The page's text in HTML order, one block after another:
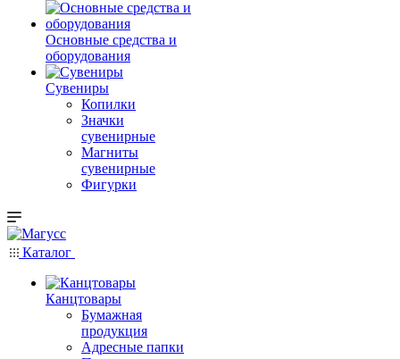
Основные средства и
оборудования
Сувениры
Копилки
Значки
сувенирные
Магниты
сувенирные
Фигурки
Каталог
Канцтовары
Бумажная
продукция
Адресные папки